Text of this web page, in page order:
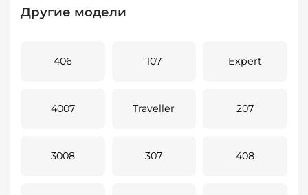
Другие модели
406 107 Expert
4007 Traveller 207
3008 307 408